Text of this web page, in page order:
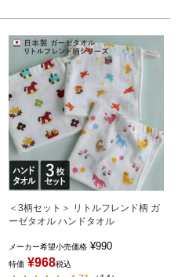
＜3柄セット＞ リトルフレンド柄 ガ
ーゼタオル ハンドタオル
メーカー希望小売価格 ¥990
特価 ¥968税込